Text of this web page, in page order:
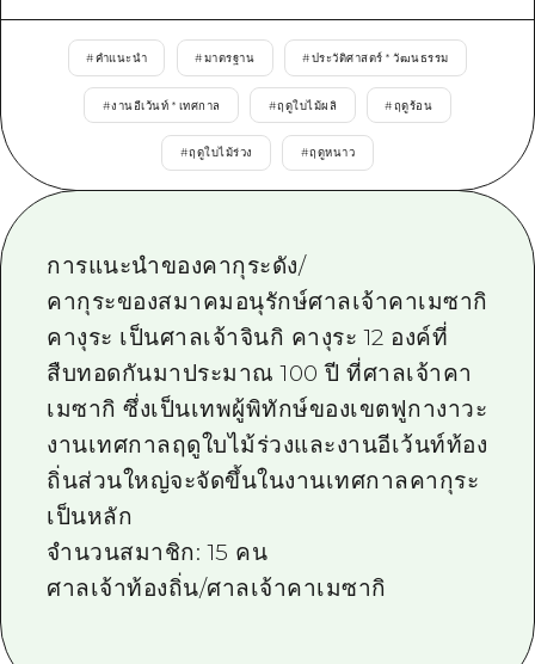
มรดกโลก
ประสบการณ์ / ในการเรียนรู้
มาตรฐาน
ประวัติศาสตร์ / วัฒนธรรม
ธรรมชาติ
บริเวณรอบๆ มิยาจิมะ
ยามากุจิตะวันออก
บริเวณรอบๆ มิยาจิมะ
ยามากุจิตะวันออก
จังหวัดเอฮิเมะ
ชิมาเนะ
ความแออัดของสิ่งอำนวยความสะดวก
ตั๋วเที่ยวคุ้มค่าตั๋วเที่ยวคุ้มค่า
บริการรับฝากและจัดส่งสัมภาระ
ฮิโรชิม่า ฟรี Wi-Fi
TRAVELPAL International
ไกด์อาสาสมัครไ
วิดีโอฮิโรชิม่า
คำถามที่พบบ่อย
ข้อมูลการขนส่งระหว่างเกิดภัยพิบัติ
ข่าว
อีเว้นท์
#คำแนะนำ #มาตรฐาน #ประวัติศาสตร์ * วัฒนธรรม
#งานอีเว้นท์ * เทศกาล #ฤดูใบไม้ผลิ #ฤดูร้อน
#ฤดูใบไม้ร่วง #ฤดูหนาว
การแนะนำของคากุระดัง/
คากุระของสมาคมอนุรักษ์ศาลเจ้าคาเมซากิ
คางุระ เป็นศาลเจ้าจินกิ คางุระ 12 องค์ที่
สืบทอดกันมาประมาณ 100 ปี ที่ศาลเจ้าคา
เมซากิ ซึ่งเป็นเทพผู้พิทักษ์ของเขตฟูกางาวะ
งานเทศกาลฤดูใบไม้ร่วงและงานอีเว้นท์ท้อง
ถิ่นส่วนใหญ่จะจัดขึ้นในงานเทศกาลคากุระ
เป็นหลัก
จำนวนสมาชิก: 15 คน
ศาลเจ้าท้องถิ่น/ศาลเจ้าคาเมซากิ